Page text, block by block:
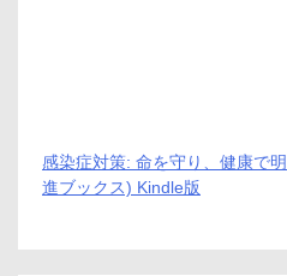
感染症対策: 命を守り、健康で
進ブックス) Kindle版